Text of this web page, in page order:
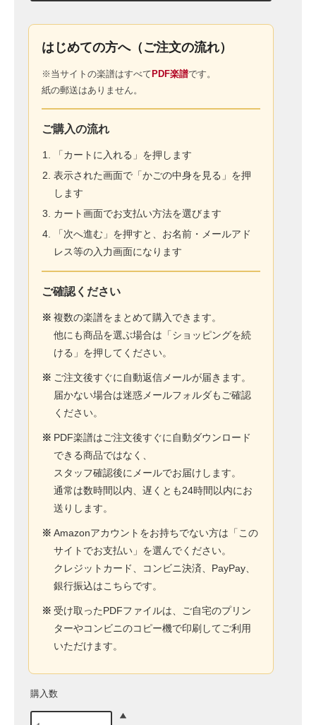
はじめての方へ（ご注文の流れ）
※当サイトの楽譜はすべて PDF楽譜です。
紙の郵送はありません。
ご購入の流れ
「カートに入れる」を押します
表示された画面で「かごの中身を見る」を押
します
カート画面でお支払い方法を選びます
「次へ進む」を押すと、お名前・メールアド
レス等の入力画面になります
ご確認ください
※ 複数の楽譜をまとめて購入できます。
他にも商品を選ぶ場合は「ショッピングを続
ける」を押してください。
※ ご注文後すぐに自動返信メールが届きます。
届かない場合は迷惑メールフォルダもご確認
ください。
※ PDF楽譜はご注文後すぐに自動ダウンロード
できる商品ではなく、
スタッフ確認後にメールでお届けします。
通常は数時間以内、遅くとも24時間以内にお
送りします。
※ Amazonアカウントをお持ちでない方は「この
サイトでお支払い」を選んでください。
クレジットカード、コンビニ決済、PayPay、
銀行振込はこちらです。
※ 受け取ったPDFファイルは、ご自宅のプリン
ターやコンビニのコピー機で印刷してご利用
いただけます。
購入数